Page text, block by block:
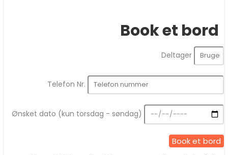
Book et bord
Deltager
Telefon Nr.
Ønsket dato (kun torsdag - søndag)
Book et bord